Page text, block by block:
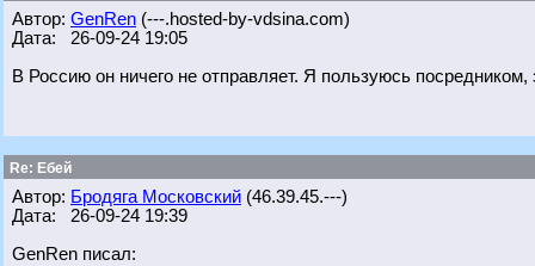
Автор: GenRen (---.hosted-by-vdsina.com)
Дата: 26-09-24 19:05
В Россию он ничего не отправляет. Я пользуюсь
Re: Ебей
Автор: Бродяга Московский (46.39.45.---)
Дата: 26-09-24 19:39
GenRen писал: